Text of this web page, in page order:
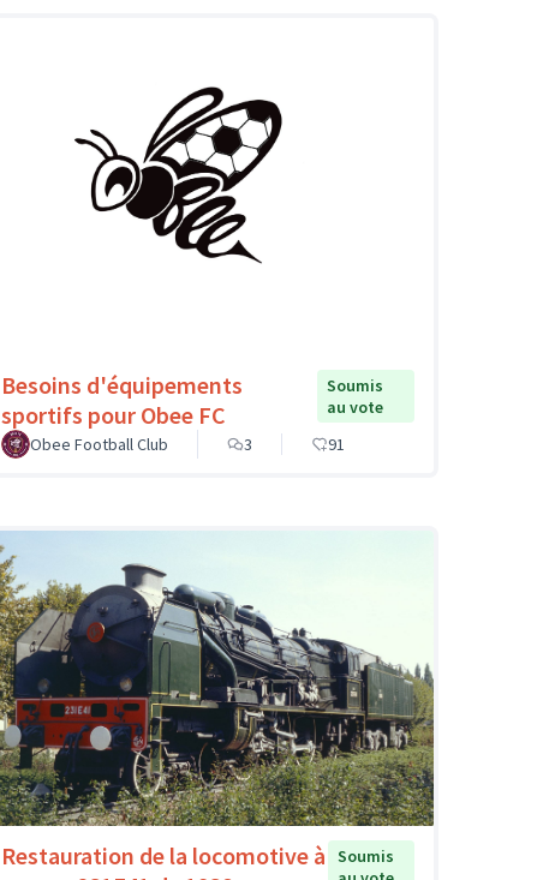
Besoins d'équipements
sportifs pour Obee FC
Soumis
au vote
Obee Football Club
3 91
Restauration de la locomotive à
Soumis